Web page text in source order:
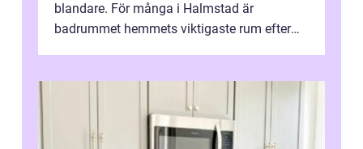
blandare. För många i Halmstad är
badrummet hemmets viktigaste rum efter